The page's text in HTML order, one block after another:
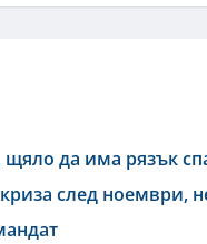
да има рязък
след ноември,